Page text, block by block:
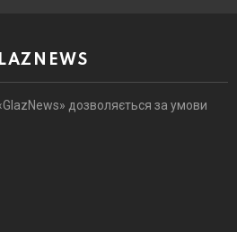
дозволяється за умови